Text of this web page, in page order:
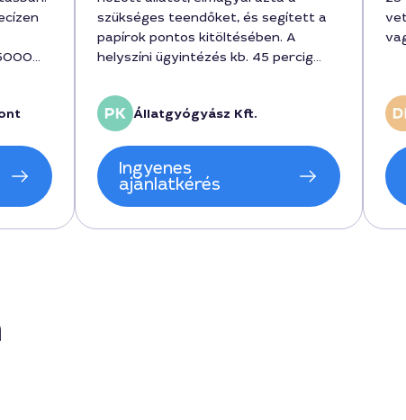
is,
van
szükséges teendőket, és segített a
papírok pontos kitöltésében. A
helyszíni ügyintézés kb. 45 percig
teljesen korrektnek tűnt.
Állatgyógyász Kft.
Ingyenes
ajánlatkérés